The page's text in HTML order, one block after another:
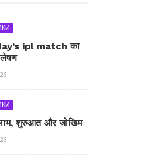
ipl match का
शुरुआत और जोखिम